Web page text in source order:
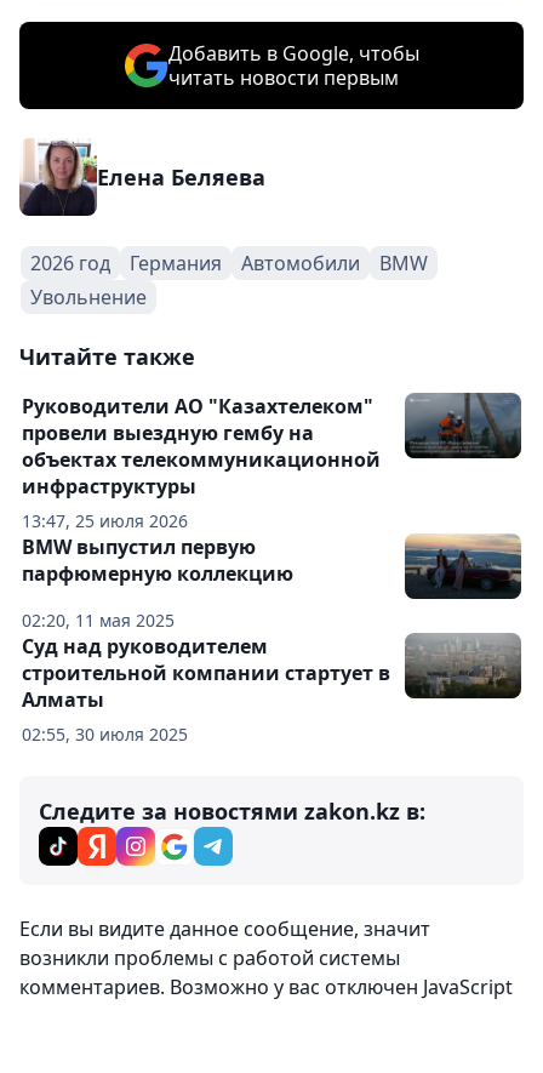
Добавить в Google, чтобы
читать новости первым
Елена Беляева
2026 год Германия Автомобили
BMW
Увольнение
Читайте также
13:47, 25 июля 2026
Руководители АО "Казахтелеком"
провели выездную гембу на
объектах телекоммуникационной
инфраструктуры
02:20, 11 мая 2025
BMW выпустил первую
парфюмерную коллекцию
02:55, 30 июля 2025
Суд над руководителем
строительной компании стартует в
Алматы
Следите за новостями zakon.kz в:
Если вы видите данное сообщение, значит
возникли проблемы с работой системы
комментариев. Возможно у вас отключен JavaScript